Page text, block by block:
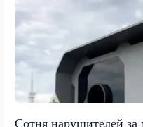
Сотня нарушителей за